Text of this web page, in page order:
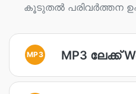
കൂടുതൽ പരിവർത്തന
MP3 MP3 ലേക്ക്